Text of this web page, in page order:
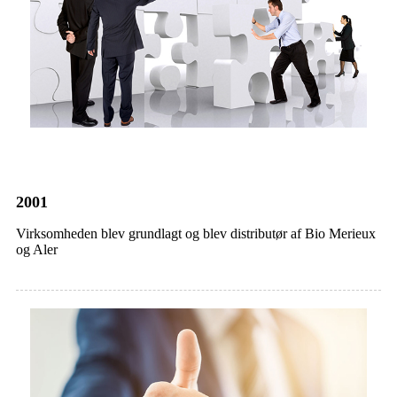
2001
Virksomheden blev grundlagt og blev distributør af Bio Merieux
og Aler